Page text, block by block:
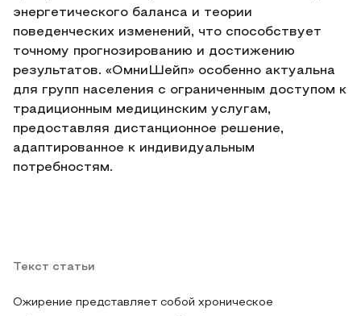
энергетического баланса и теории
поведенческих изменений, что способствует
точному прогнозированию и достижению
результатов. «ОмниШейп» особенно актуальна
для групп населения с ограниченным доступом к
традиционным медицинским услугам,
предоставляя дистанционное решение,
адаптированное к индивидуальным
потребностям.
Текст статьи
Ожирение представляет собой хроническое